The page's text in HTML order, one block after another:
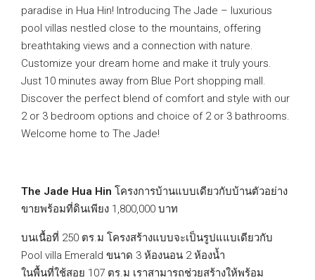
paradise in Hua Hin! Introducing The Jade – luxurious
pool villas nestled close to the mountains, offering
breathtaking views and a connection with nature.
Customize your dream home and make it truly yours.
Just 10 minutes away from Blue Port shopping mall.
Discover the perfect blend of comfort and style with our
2 or 3 bedroom options and choice of 2 or 3 bathrooms.
Welcome home to The Jade!
The Jade Hua Hin โครงการบ้านแบบเดียวกับบ้านตัวอย่าง
ขายพร้อมที่ดินเพียง 1,800,000 บาท
บนเนื้อที่ 250 ตร.ม โครงสร้างแบบจะเป็นรูปแแบเดียวกับ
Pool villa Emerald ขนาด 3 ห้องนอน 2 ห้องน้ำ
ในพื้นที่ใช้สอย 107 ตร.ม เราสามารถช่วยสร้างให้พร้อม